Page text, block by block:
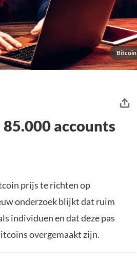
Bitcoin
accounts
prijs te richten op
onderzoek blijkt dat ruim
individuen en dat deze pas
overgemaakt zijn.